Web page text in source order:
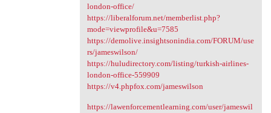
london-office/
https://liberalforum.net/memberlist.php?
mode=viewprofile&u=7585
https://demolive.insightsonindia.com/FORUM/use
rs/jameswilson/
https://huludirectory.com/listing/turkish-airlines-
london-office-559909
https://v4.phpfox.com/jameswilson
https://lawenforcementlearning.com/user/jameswil